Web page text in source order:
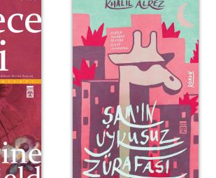
Şamın Uykusuz